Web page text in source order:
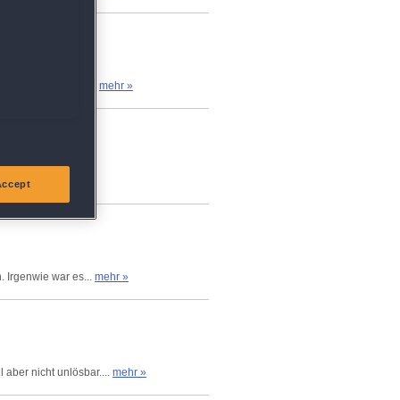
Spieldauer und... mehr »
Irgenwie war es... mehr »
aber nicht unlösbar.... mehr »